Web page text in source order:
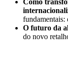
fundamentais:
O futuro da
do novo